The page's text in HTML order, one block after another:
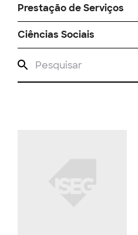
Prestação de Serviços
Ciências Sociais